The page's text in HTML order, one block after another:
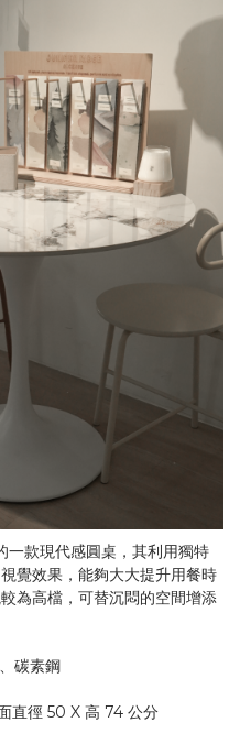
一款現代感圓桌，其利用獨特
覺效果，能夠大大提升用餐時
為高檔，可替沉悶的空間增添
碳素鋼
直徑 50 X 高 74 公分